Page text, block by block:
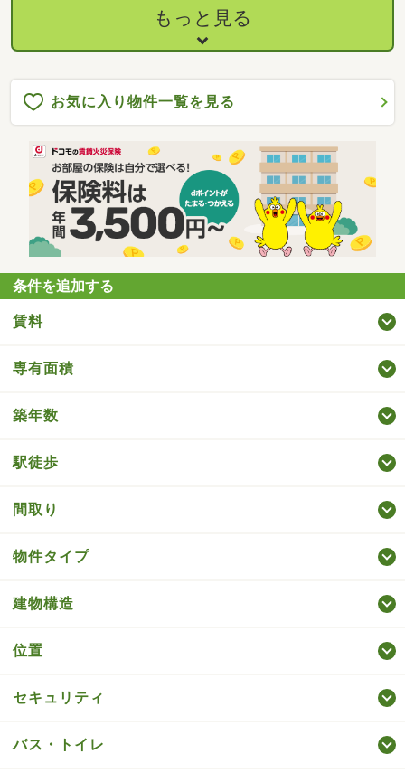
もっと見る
お気に入り物件一覧を見る
条件を追加する
賃料
専有面積
築年数
駅徒歩
間取り
物件タイプ
建物構造
位置
セキュリティ
バス・トイレ